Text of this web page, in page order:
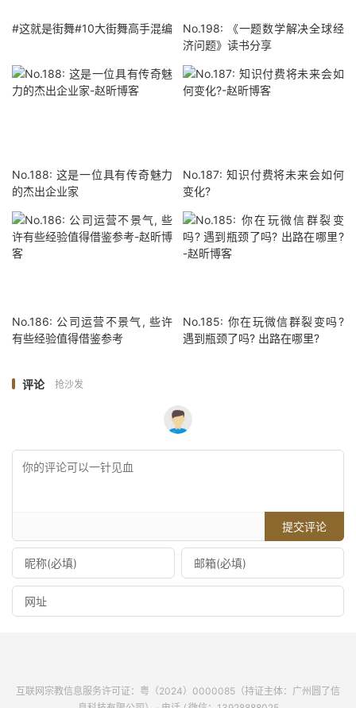
#这就是街舞#10大街舞高手混编
No.198: 《一题数学解决全球经
济问题》读书分享
No.188: 这是一位具有传奇魅力
的杰出企业家
No.187: 知识付费将未来会如何
变化?
No.186: 公司运营不景气, 些许
有些经验值得借鉴参考
No.185: 你在玩微信群裂变吗?
遇到瓶颈了吗? 出路在哪里?
评论 抢沙发
提交评论
互联网宗教信息服务许可证：粤（2024）0000085（持证主体：广州圆了信